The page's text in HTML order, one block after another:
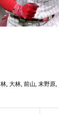
,大林,前山,末野原,